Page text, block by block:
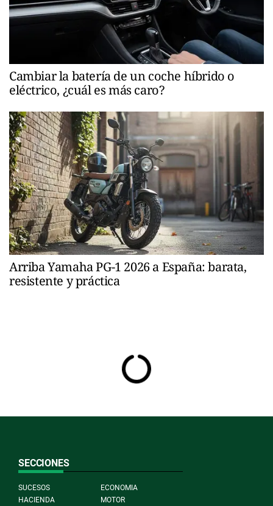
Cambiar la batería de un coche híbrido o
eléctrico, ¿cuál es más caro?
Arriba Yamaha PG-1 2026 a España: barata,
resistente y práctica
SECCIONES
SUCESOS
ECONOMIA
HACIENDA
MOTOR